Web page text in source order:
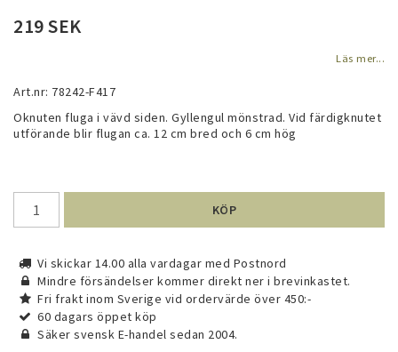
219 SEK
Läs mer...
Art.nr: 78242-F417
Oknuten fluga i vävd siden. Gyllengul mönstrad. Vid färdigknutet
utförande blir flugan ca. 12 cm bred och 6 cm hög
KÖP
Vi skickar 14.00 alla vardagar med Postnord
Mindre försändelser kommer direkt ner i brevinkastet.
Fri frakt inom Sverige vid ordervärde över 450:-
60 dagars öppet köp
Säker svensk E-handel sedan 2004.